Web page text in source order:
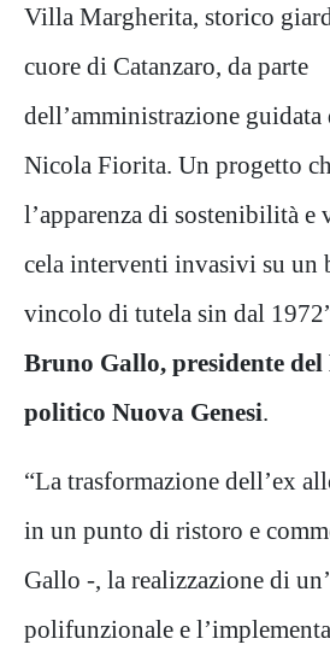
Villa Margherita, storico
cuore di Catanzaro, da parte
dell’amministrazione guidata
Nicola Fiorita. Un progetto
l’apparenza di sostenibilità e
cela interventi invasivi su un
vincolo di tutela sin dal
Bruno Gallo, presidente
politico Nuova Genesi
“La trasformazione dell’ex
in un punto di ristoro e
Gallo -, la realizzazione di
polifunzionale e